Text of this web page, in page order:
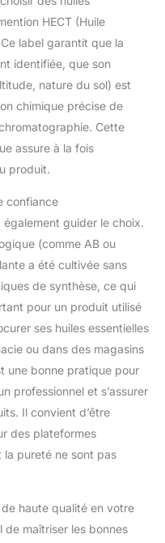
HECT (Huile
label garantit que la
identifiée, que son
nature du sol) est
chimique précise de
Cette
assure à la fois
produit.
confiance
guider le choix.
(comme AB ou
a été cultivée sans
de synthèse, ce qui
pour un produit utilisé
ses huiles essentielles
ou dans des magasins
une bonne pratique pour
professionnel et s’assurer
Il convient d’être
des plateformes
la pureté ne sont pas
de haute qualité en votre
de maîtriser les bonnes